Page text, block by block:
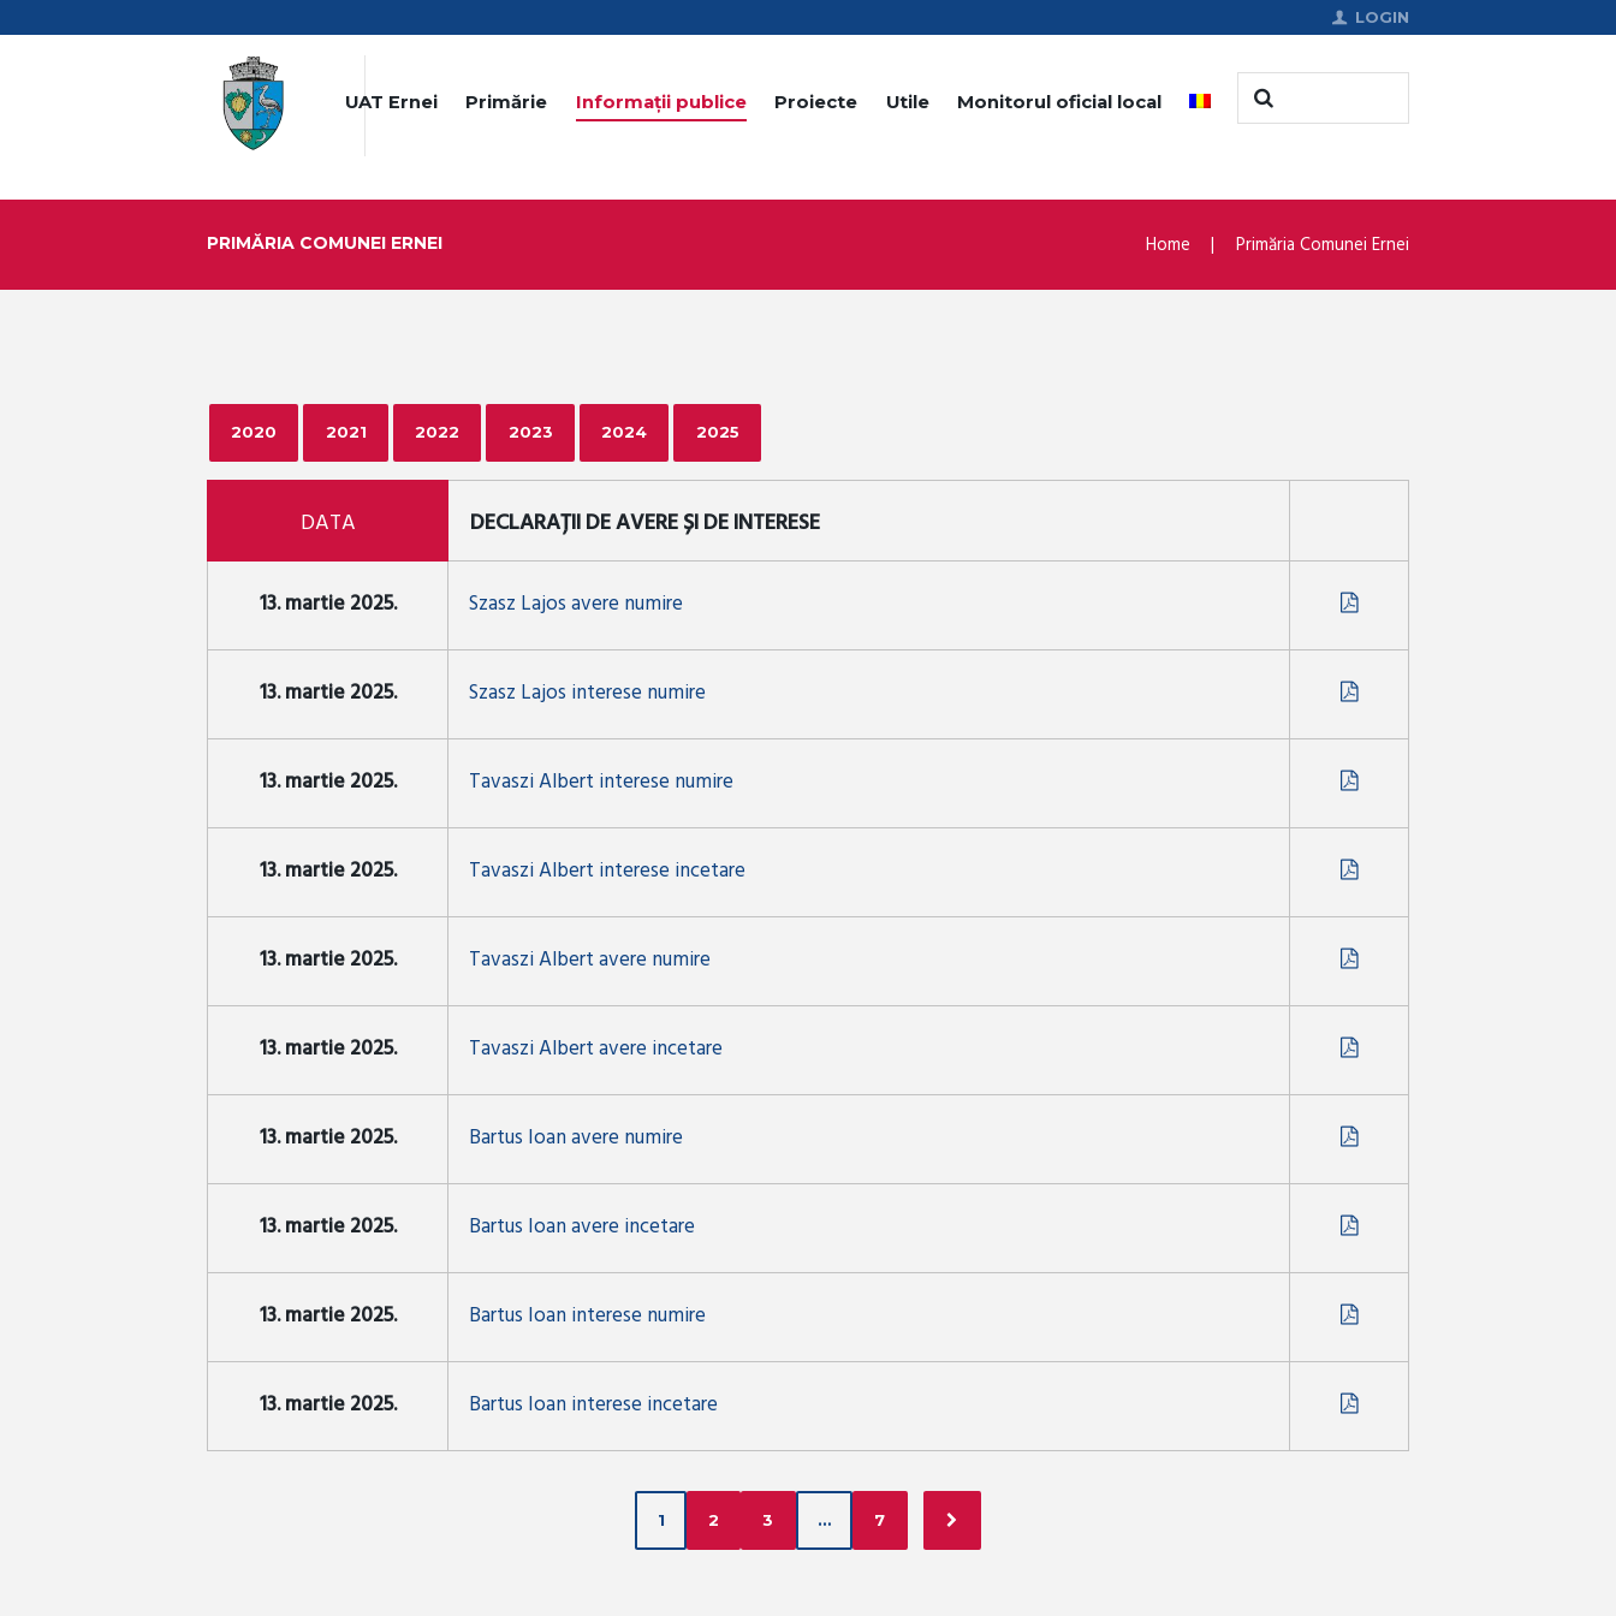
LOGIN
UAT Ernei Primărie Informații publice Proiecte Utile Monitorul oficial local
PRIMĂRIA COMUNEI ERNEI Home Primăria Comunei Ernei
2020 2021 2022 2023 2024 2025
DATA DECLARAȚII DE AVERE ȘI DE INTERESE
13. martie 2025. Szasz Lajos avere numire
13. martie 2025. Szasz Lajos interese numire
13. martie 2025. Tavaszi Albert interese numire
13. martie 2025. Tavaszi Albert interese incetare
13. martie 2025. Tavaszi Albert avere numire
13. martie 2025. Tavaszi Albert avere incetare
13. martie 2025. Bartus Ioan avere numire
13. martie 2025. Bartus Ioan avere incetare
13. martie 2025. Bartus Ioan interese numire
13. martie 2025. Bartus Ioan interese incetare
1 2 3 … 7